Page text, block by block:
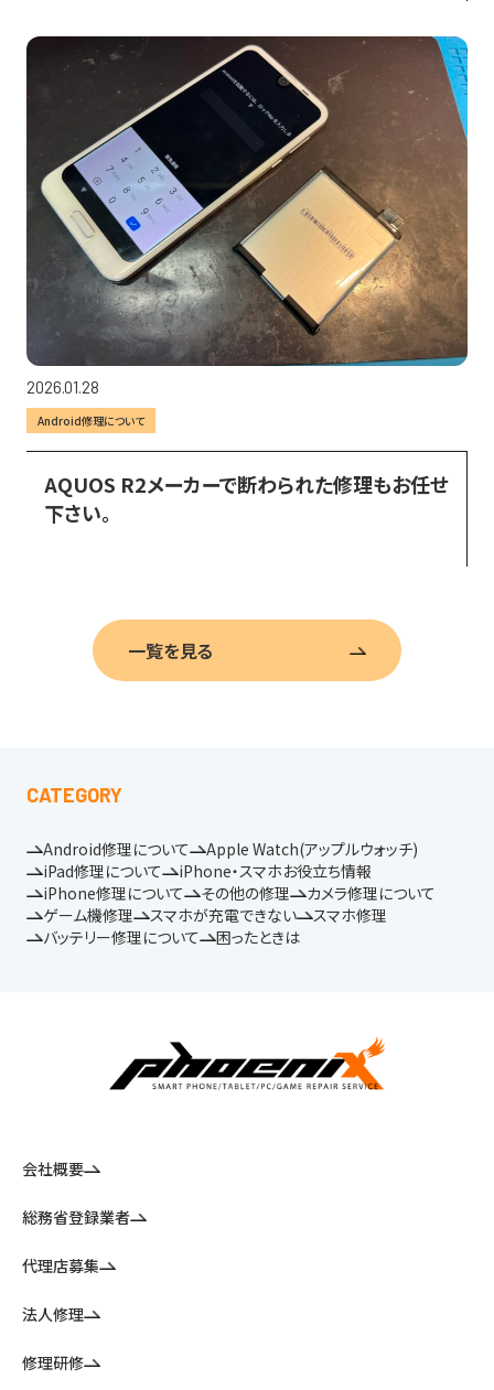
2026.01.28
Android修理について
AQUOS R2メーカーで断わられた修理もお任せ
下さい。
一覧を見る
CATEGORY
Android修理について
Apple Watch(アップルウォッチ)
iPad修理について
iPhone・スマホお役立ち情報
iPhone修理について
その他の修理
カメラ修理について
ゲーム機修理
スマホが充電できない
スマホ修理
バッテリー修理について
困ったときは
会社概要
総務省登録業者
代理店募集
法人修理
修理研修